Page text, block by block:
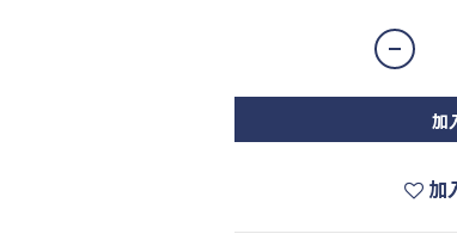
加
加